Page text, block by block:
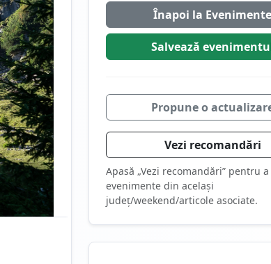
Înapoi la Evenimente
Salvează
Propune o
Vezi recomandări
Apasă „Vezi recomandări” pentru a
evenimente din același
județ/weekend/articole asociate.